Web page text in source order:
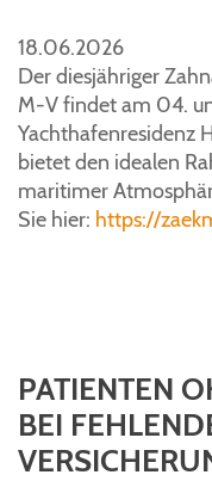
18.06.2026
Der diesjähriger
M-V findet am 04.
Yachthafenresidenz
bietet den idealen
maritimer
Sie hier: https://
PATIENTEN
BEI